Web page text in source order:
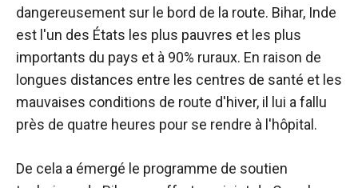
dangereusement sur le bord de la route. Bihar, Inde
est l'un des États les plus pauvres et les plus
importants du pays et à 90% ruraux. En raison de
longues distances entre les centres de santé et les
mauvaises conditions de route d'hiver, il lui a fallu
près de quatre heures pour se rendre à l'hôpital.
De cela a émergé le programme de soutien